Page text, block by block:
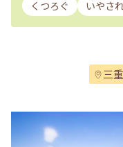
くつろぐ
いやさ
三